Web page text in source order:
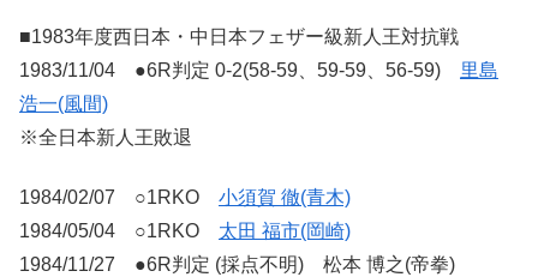
■1983年度西日本・中日本フェザー級新人王対抗戦
1983/11/04 ●6R判定 0-2(58-59、59-59、56-59) 里島
浩一(風間)
※全日本新人王敗退
1984/02/07 ○1RKO 小須賀 徹(青木)
1984/05/04 ○1RKO 太田 福市(岡崎)
1984/11/27 ●6R判定 (採点不明) 松本 博之(帝拳)